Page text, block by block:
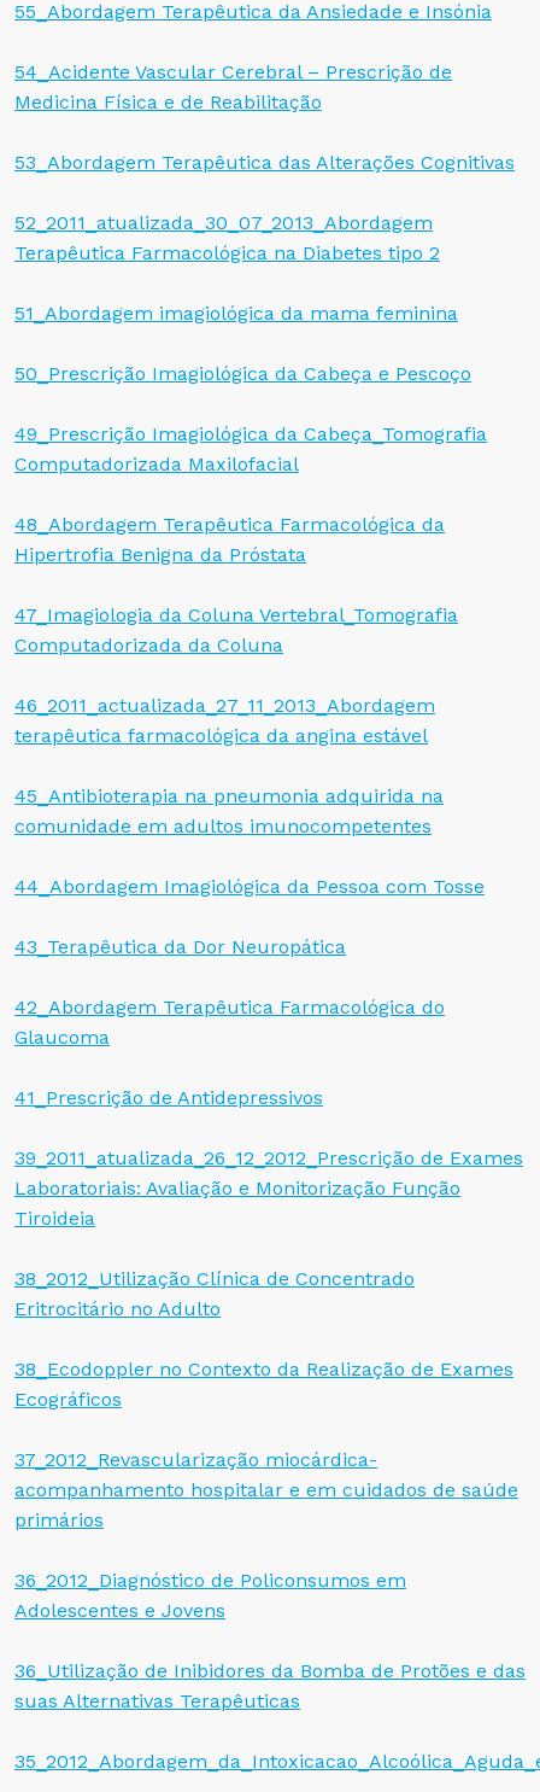
55_Abordagem Terapêutica da Ansiedade e Insónia
54_Acidente Vascular Cerebral – Prescrição de
Medicina Física e de Reabilitação
53_Abordagem Terapêutica das Alterações Cognitivas
52_2011_atualizada_30_07_2013_Abordagem
Terapêutica Farmacológica na Diabetes tipo 2
51_Abordagem imagiológica da mama feminina
50_Prescrição Imagiológica da Cabeça e Pescoço
49_Prescrição Imagiológica da Cabeça_Tomografia
Computadorizada Maxilofacial
48_Abordagem Terapêutica Farmacológica da
Hipertrofia Benigna da Próstata
47_Imagiologia da Coluna Vertebral_Tomografia
Computadorizada da Coluna
46_2011_actualizada_27_11_2013_Abordagem
terapêutica farmacológica da angina estável
45_Antibioterapia na pneumonia adquirida na
comunidade em adultos imunocompetentes
44_Abordagem Imagiológica da Pessoa com Tosse
43_Terapêutica da Dor Neuropática
42_Abordagem Terapêutica Farmacológica do
Glaucoma
41_Prescrição de Antidepressivos
39_2011_atualizada_26_12_2012_Prescrição de Exames
Laboratoriais: Avaliação e Monitorização Função
Tiroideia
38_2012_Utilização Clínica de Concentrado
Eritrocitário no Adulto
38_Ecodoppler no Contexto da Realização de Exames
Ecográficos
37_2012_Revascularização miocárdica-
acompanhamento hospitalar e em cuidados de saúde
primários
36_2012_Diagnóstico de Policonsumos em
Adolescentes e Jovens
36_Utilização de Inibidores da Bomba de Protões e das
suas Alternativas Terapêuticas